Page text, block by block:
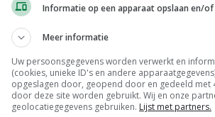
van varkens zitten, maar niet
van kippen. Om dit mogelijk te
gescheiden.
wel goed lukt om diermeel in te
Informatie op een apparaat opslaan en/of
Meer informatie
Uw persoonsgegevens worden verwerkt en
(cookies, unieke ID's en andere
opgeslagen door, geopend door en gedeeld met
door deze site worden gebruikt. Wij en onze
geolocatiegegevens gebruiken. Lijst met partners.